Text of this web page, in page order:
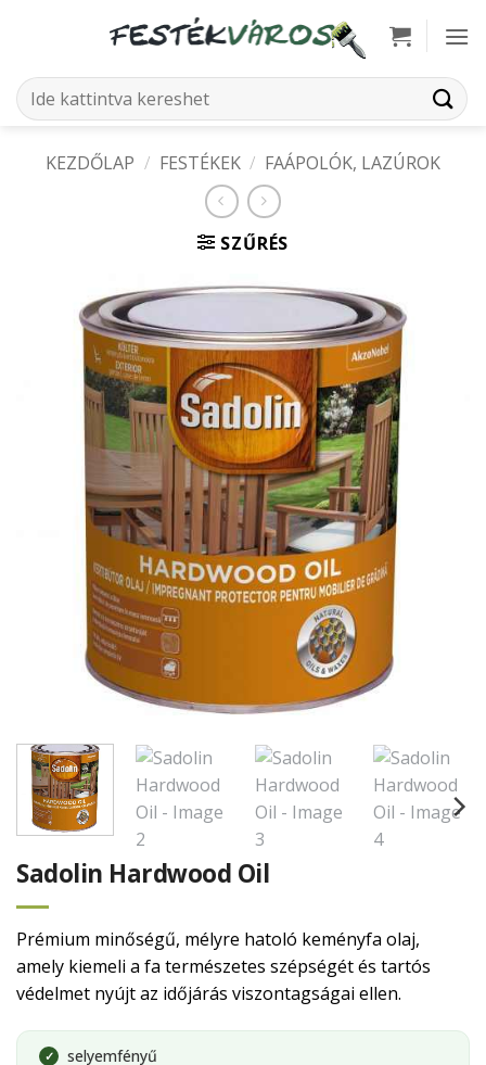
Keresés
a
KEZDŐLAP / FESTÉKEK / FAÁPOLÓK, LAZÚROK
SZŰRÉS
Sadolin Hardwood Oil
Prémium minőségű, mélyre hatoló keményfa olaj,
amely kiemeli a fa természetes szépségét és tartós
védelmet nyújt az időjárás viszontagságai ellen.
✓ selyemfényű